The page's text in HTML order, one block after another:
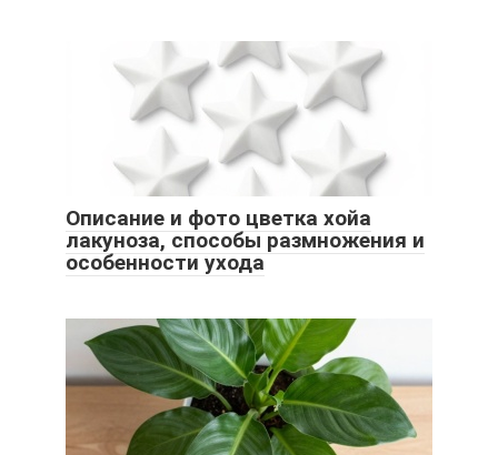
Описание и фото цветка хойа
лакуноза, способы размножения и
особенности ухода